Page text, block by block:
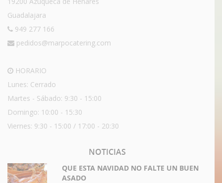
Guadalajara
949 277 166
pedidos@marpocatering.com
HORARIO
Lunes: Cerrado
Martes - Sábado: 9:30 - 15:00
Domingo: 10:00 - 15:30
Viernes: 9:30 - 15:00 / 17:00 - 20:30
NOTICIAS
QUE ESTA NAVIDAD NO FALTE UN BUEN
ASADO